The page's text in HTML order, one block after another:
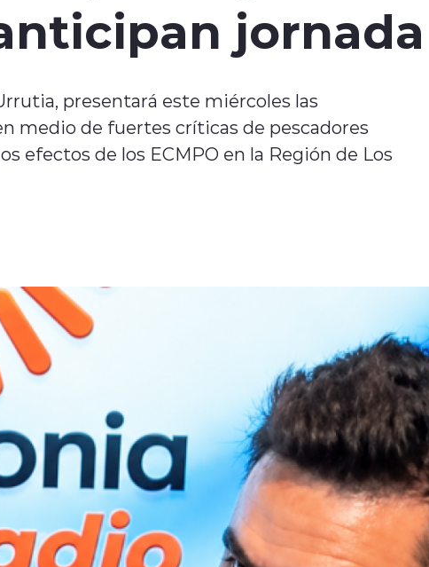
jornada
presentará este miércoles las
medio de fuertes críticas de pescadores
efectos de los ECMPO en la Región de Los